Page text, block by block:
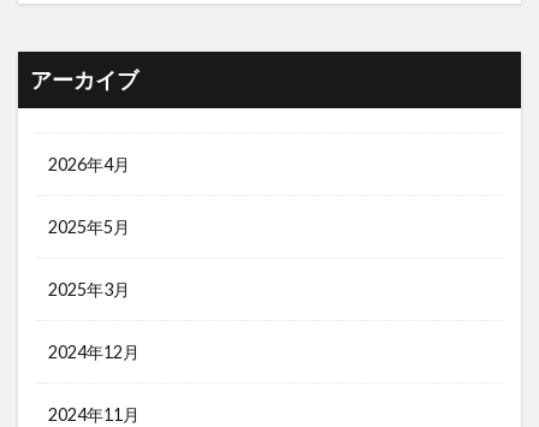
アーカイブ
2026年4月
2025年5月
2025年3月
2024年12月
2024年11月